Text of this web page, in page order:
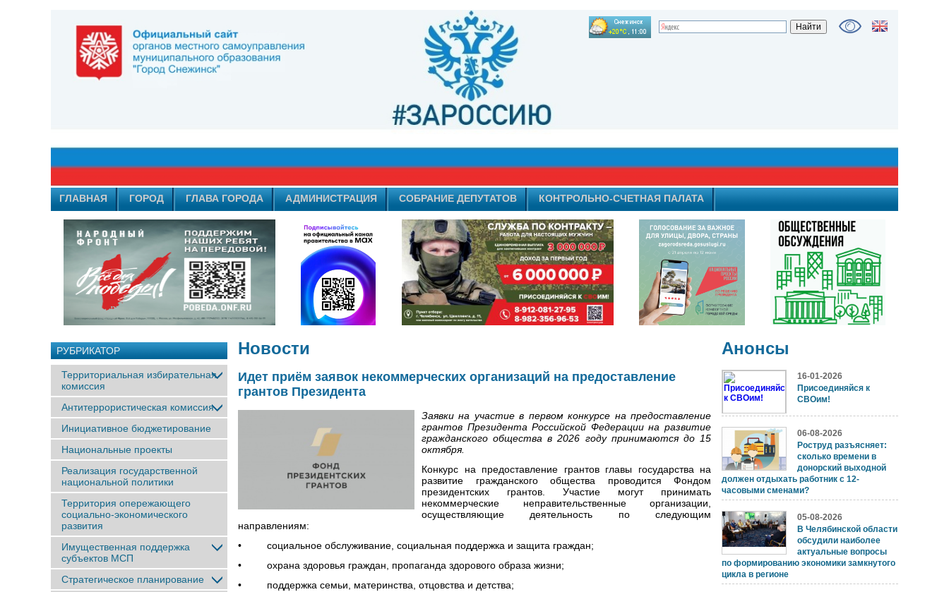
ГЛАВНАЯ ГОРОД ГЛАВА ГОРОДА АДМИНИСТРАЦИЯ СОБРАНИЕ ДЕПУТАТОВ КОНТРОЛЬНО-СЧЕТНАЯ ПАЛАТА
РУБРИКАТОР
Территориальная избирательная
комиссия
Антитеррористическая комиссия
Инициативное бюджетирование
Национальные проекты
Реализация государственной
национальной политики
Территория опережающего
социально-экономического
развития
Имущественная поддержка
субъектов МСП
Стратегическое планирование
Новости
Идет приём заявок некоммерческих организаций на предоставление
грантов Президента
Заявки на участие в первом конкурсе на предоставление
грантов Президента Российской Федерации на развитие
гражданского общества в 2026 году принимаются до 15
октября.
Конкурс на предоставление грантов главы государства на
развитие гражданского общества проводится Фондом
президентских грантов. Участие могут принимать
некоммерческие неправительственные организации,
осуществляющие деятельность по следующим
направлениям:
• социальное обслуживание, социальная поддержка и защита граждан;
• охрана здоровья граждан, пропаганда здорового образа жизни;
• поддержка семьи, материнства, отцовства и детства;
Анонсы
16-01-2026
Присоединяйся к
СВОим!
06-08-2026
Роструд разъясняет:
сколько времени в
донорский выходной
должен отдыхать работник с 12-
часовыми сменами?
05-08-2026
В Челябинской области
обсудили наиболее
актуальные вопросы
по формированию экономики замкнутого
цикла в регионе